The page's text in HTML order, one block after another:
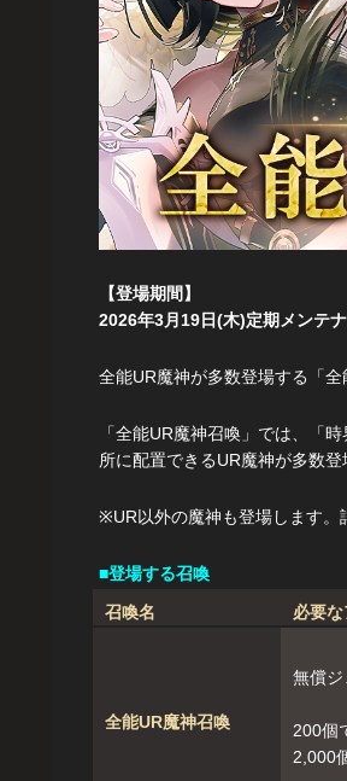
【登場期間】
2026年3月19日(木)定期メンテ
全能UR魔神が多数登場する「
「全能UR魔神召喚」では、「
所に配置できるUR魔神が多数登
※UR以外の魔神も登場します。
■登場する召喚
召喚名
必要
全能UR魔神召喚
無償ジ
200個
2,000